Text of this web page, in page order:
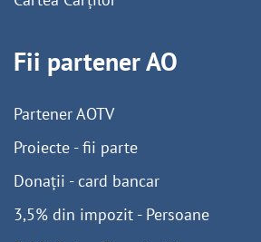
Fii partener AO
Partener AOTV
Proiecte - fii parte
Donații - card bancar
3,5% din impozit - Persoane